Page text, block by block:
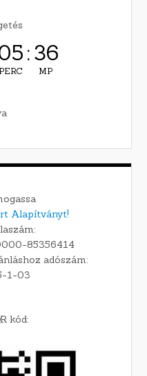
PERC
:35
MP
Alapítványt!
85356414
adószám:
1-03
kód: